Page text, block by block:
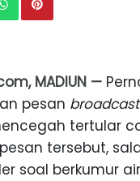
MADIUN —
pesan broadcast
tertular
tersebut,
soal berkumur